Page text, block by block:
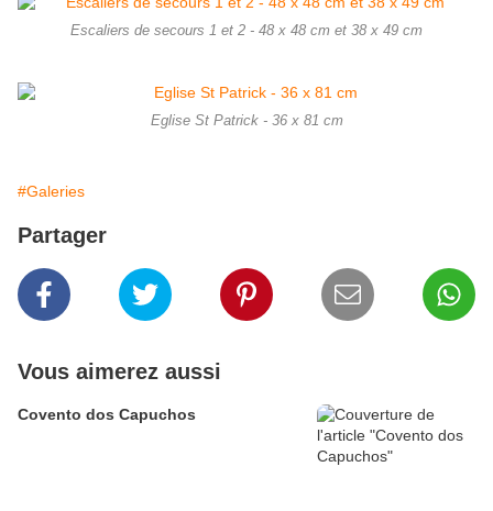
Escaliers de secours 1 et 2 - 48 x 48 cm et 38 x 49 cm
Eglise St Patrick - 36 x 81 cm
#Galeries
Partager
Vous aimerez aussi
Covento dos Capuchos